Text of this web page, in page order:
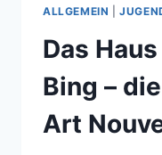
ALLGEMEIN |
Das
Bing –
Art